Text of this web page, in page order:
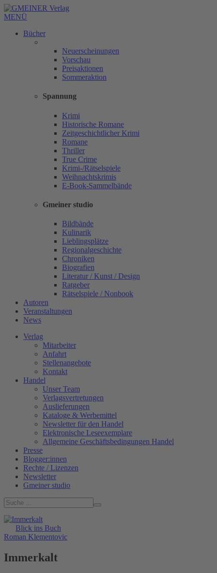
MENÜ
Bücher
Neuerscheinungen
Vorschau
Preisaktionen
Sommeraktion
Spannung
Krimi
Historische Romane
Zeitgeschichtlicher Krimi
Romane
Thriller
True Crime
Krimi-/Rätselspiele
Weihnachtskrimis
E-Book-Sammelbände
Gmeiner studio
Bildbände
Kulinarik
Lieblingsplätze
Regionalgeschichte
Chroniken
Biografien
Literatur / Kunst / Design
Ratgeber
Rätselspiele / Nonbook
Autoren
Veranstaltungen
News
Verlag
Mitarbeiter
Anfahrt
Stellenangebote
Kontakt
Handel
Unser Team
Verlagsvertretungen
Auslieferungen
Kataloge & Werbemittel
Newsletter für den Handel
Elektronische Leseexemplare
Allgemeine Geschäftsbedingungen Handel
Presse
Blogger:innen
Rechte / Lizenzen
Newsletter
Gmeiner studio
Blick ins Buch
Roman Klementovic
Immerkalt